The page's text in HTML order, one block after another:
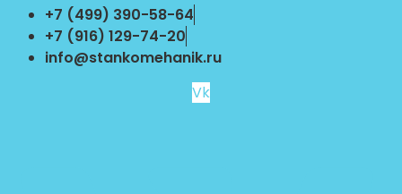
Перейти
содержимому
+7 (499) 390-58-64
+7 (916) 129-74-20
info@stankomehanik.ru
Vk